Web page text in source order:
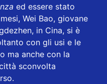
ed essere stato
Wei Bao, giovane
in Cina, si è
con gli usi e le
ma anche con la
sconvolta